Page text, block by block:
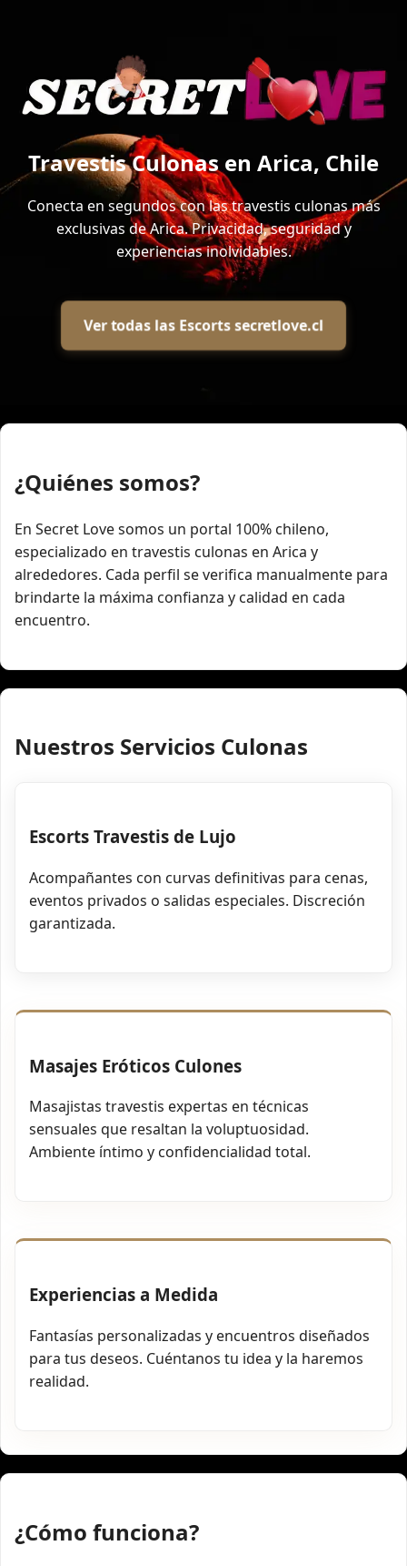
Travestis Culonas en Arica, Chile
Conecta en segundos con las travestis culonas más
exclusivas de Arica. Privacidad, seguridad y
experiencias inolvidables.
Ver todas las Escorts secretlove.cl
¿Quiénes somos?
En Secret Love somos un portal 100% chileno,
especializado en travestis culonas en Arica y
alrededores. Cada perfil se verifica manualmente para
brindarte la máxima confianza y calidad en cada
encuentro.
Nuestros Servicios Culonas
Escorts Travestis de Lujo
Acompañantes con curvas definitivas para cenas,
eventos privados o salidas especiales. Discreción
garantizada.
Masajes Eróticos Culones
Masajistas travestis expertas en técnicas
sensuales que resaltan la voluptuosidad.
Ambiente íntimo y confidencialidad total.
Experiencias a Medida
Fantasías personalizadas y encuentros diseñados
para tus deseos. Cuéntanos tu idea y la haremos
realidad.
¿Cómo funciona?